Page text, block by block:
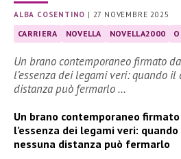
ALBA COSENTINO | 27 NOVEMBRE 2025
CARRIERA NOVELLA NOVELLA2000
Un brano contemporaneo firmato
l’essenza dei legami veri: quando il
distanza può fermarlo …
Un brano contemporaneo
l’essenza dei legami veri:
nessuna distanza può fermarlo